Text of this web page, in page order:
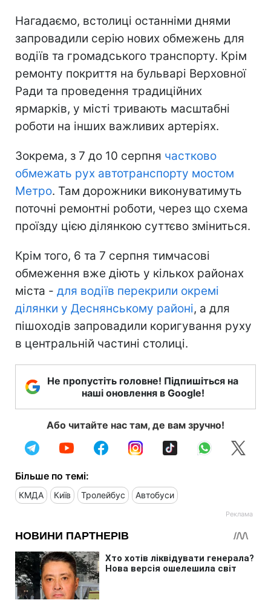
Нагадаємо, встолиці останніми днями
запровадили серію нових обмежень для
водіїв та громадського транспорту. Крім
ремонту покриття на бульварі Верховної
Ради та проведення традиційних
ярмарків, у місті тривають масштабні
роботи на інших важливих артеріях.
Зокрема, з 7 до 10 серпня частково
обмежать рух автотранспорту мостом
Метро. Там дорожники виконуватимуть
поточні ремонтні роботи, через що схема
проїзду цією ділянкою суттєво зміниться.
Крім того, 6 та 7 серпня тимчасові
обмеження вже діють у кількох районах
міста - для водіїв перекрили окремі
ділянки у Деснянському районі, а для
пішоходів запровадили коригування руху
в центральній частині столиці.
Не пропустіть головне! Підпишіться на
наші оновлення в Google!
Або читайте нас там, де вам зручно!
Більше по темі:
КМДА Київ Тролейбус Автобуси